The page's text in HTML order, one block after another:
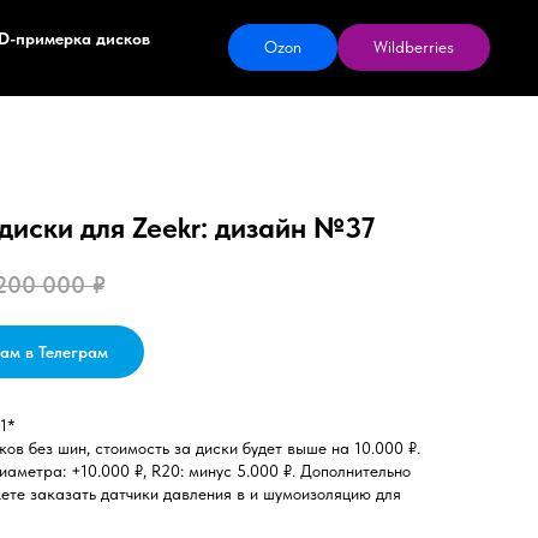
примерка дисков Ozon Wildberries
для Zeekr: дизайн №37
000 ₽
в Телеграм
без шин, стоимость за диски будет выше на 10.000 ₽.
+10.000 ₽, R20: минус 5.000 ₽. Дополнительно
заказать датчики давления в и шумоизоляцию для